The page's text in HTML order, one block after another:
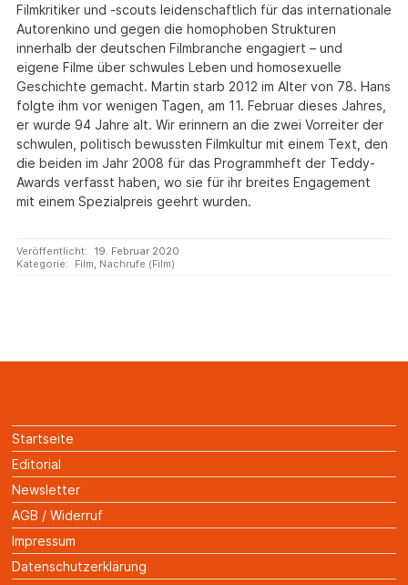
Filmkritiker und -scouts leidenschaftlich für das internationale
Autorenkino und gegen die homophoben Strukturen
innerhalb der deutschen Filmbranche engagiert – und
eigene Filme über schwules Leben und homosexuelle
Geschichte gemacht. Martin starb 2012 im Alter von 78. Hans
folgte ihm vor wenigen Tagen, am 11. Februar dieses Jahres,
er wurde 94 Jahre alt. Wir erinnern an die zwei Vorreiter der
schwulen, politisch bewussten Filmkultur mit einem Text, den
die beiden im Jahr 2008 für das Programmheft der Teddy-
Awards verfasst haben, wo sie für ihr breites Engagement
mit einem Spezialpreis geehrt wurden.
Veröffentlicht:
19. Februar 2020
Kategorie:
Film Nachrufe (Film)
Startseite
Editorial
Newsletter
AGB / Widerruf
Impressum
Datenschutzerklärung